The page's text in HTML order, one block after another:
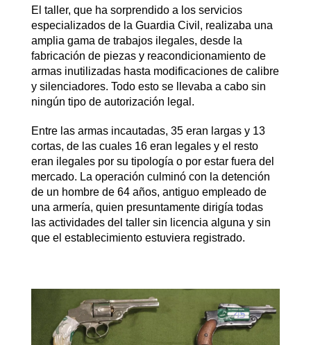
El taller, que ha sorprendido a los servicios
especializados de la Guardia Civil, realizaba una
amplia gama de trabajos ilegales, desde la
fabricación de piezas y reacondicionamiento de
armas inutilizadas hasta modificaciones de calibre
y silenciadores. Todo esto se llevaba a cabo sin
ningún tipo de autorización legal.
Entre las armas incautadas, 35 eran largas y 13
cortas, de las cuales 16 eran legales y el resto
eran ilegales por su tipología o por estar fuera del
mercado. La operación culminó con la detención
de un hombre de 64 años, antiguo empleado de
una armería, quien presuntamente dirigía todas
las actividades del taller sin licencia alguna y sin
que el establecimiento estuviera registrado.